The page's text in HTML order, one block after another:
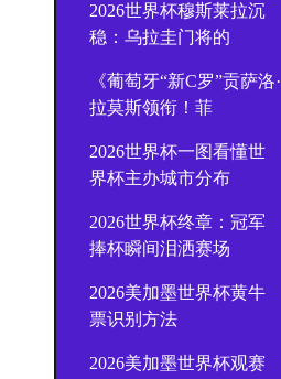
2026世界杯穆斯莱拉沉
稳：乌拉圭门将的
《葡萄牙“新C罗”贡萨洛·
拉莫斯领衔！菲
2026世界杯一图看懂世
界杯主办城市分布
2026世界杯终章：冠军
捧杯瞬间泪洒赛场
2026美加墨世界杯黄牛
票识别方法
2026美加墨世界杯观赛